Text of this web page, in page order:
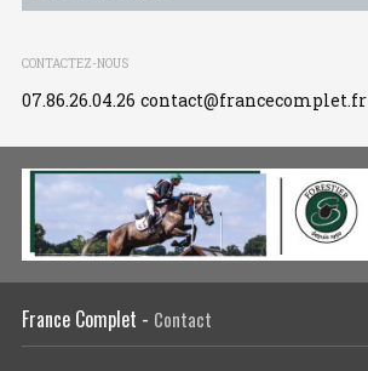
CONTACTEZ-NOUS
07.86.26.04.26 contact@francecomplet.fr
France Complet - Contact